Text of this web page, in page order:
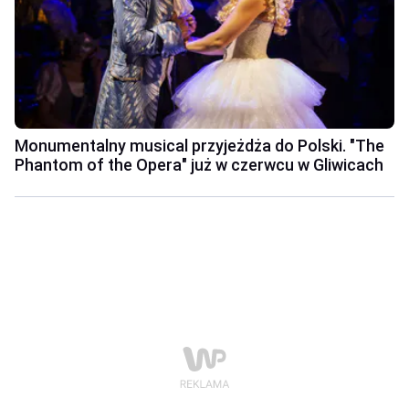
Monumentalny musical przyjeżdża do Polski. "The
Phantom of the Opera" już w czerwcu w Gliwicach